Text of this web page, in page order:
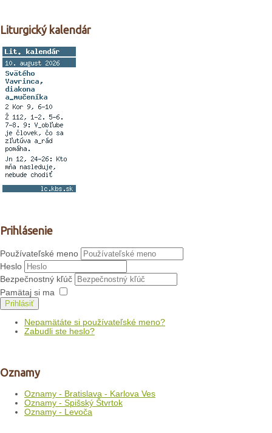
Liturgický kalendár
Prihlásenie
Používateľské meno
Heslo
Bezpečnostný kľúč
Pamätaj si ma
Prihlásiť
Nepamätáte si používateľské meno?
Zabudli ste heslo?
Oznamy
Oznamy - Bratislava - Karlova Ves
Oznamy - Spišský Štvrtok
Oznamy - Levoča